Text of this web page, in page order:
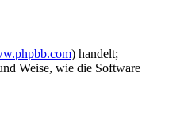
) handelt;
Weise, wie die Software